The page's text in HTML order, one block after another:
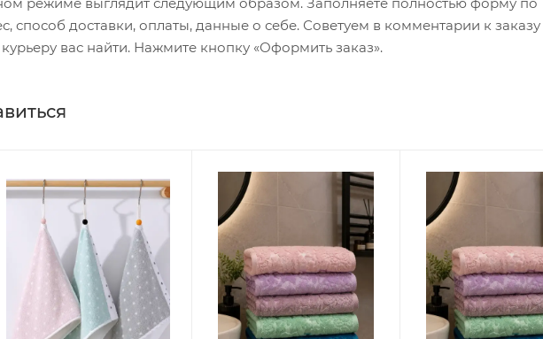
способ доставки, оплаты, данные о себе. Советуем в комментарии к заказу
вас найти. Нажмите кнопку «Оформить заказ».